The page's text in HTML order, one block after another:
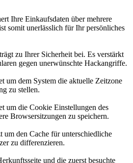
Ihre Einkaufsdaten über mehrere
somit unerlässlich für Ihr persönliches
zu Ihrer Sicherheit bei. Es verstärkt
gegen unerwünschte Hackangriffe.
um dem System die aktuelle Zeitzone
zu stellen.
um die Cookie Einstellungen des
Browsersitzungen zu speichern.
um den Cache für unterschiedliche
zu differenzieren.
und die zuerst besuchte